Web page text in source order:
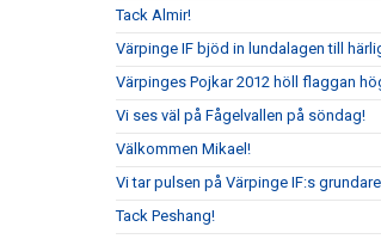
Tack Almir!
Värpinge IF bjöd in lundalagen till
Värpinges Pojkar 2012 höll flaggan
Vi ses väl på Fågelvallen på söndag!
Välkommen Mikael!
Vi tar pulsen på Värpinge IF:s
Tack Peshang!